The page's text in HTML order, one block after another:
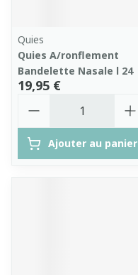
Quies
Quies A/ronflement
Bandelette Nasale l 24
19,95 €
Ajouter au panier